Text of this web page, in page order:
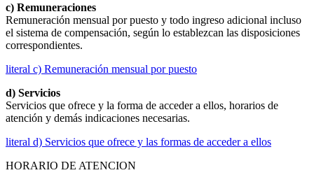
c) Remuneraciones
Remuneración mensual por puesto y todo ingreso adicional incluso
el sistema de compensación, según lo establezcan las disposiciones
correspondientes.
literal c) Remuneración mensual por puesto
d) Servicios
Servicios que ofrece y la forma de acceder a ellos, horarios de
atención y demás indicaciones necesarias.
literal d) Servicios que ofrece y las formas de acceder a ellos
HORARIO DE ATENCION